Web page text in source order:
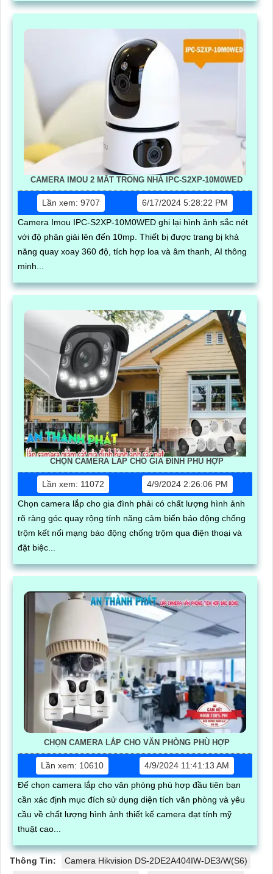
CAMERA IMOU 2 MẮT TRONG NHÀ IPC-S2XP-10M0WED
Lần xem: 9707
6/17/2024 5:28:22 PM
Camera Imou IPC-S2XP-10M0WED ghi lại hình ảnh sắc nét
với độ phân giải lên đến 10mp. Thiết bị được trang bị khả
năng quay xoay 360 độ, tích hợp loa và âm thanh, AI thông
minh...
CHỌN CAMERA LẮP CHO GIA ĐÌNH PHÙ HỢP
Lần xem: 11072
4/9/2024 2:26:06 PM
Chọn camera lắp cho gia đình phải có chất lượng hình ảnh
rõ ràng góc quay rộng tính năng cảm biến báo động chống
trộm kết nối mạng báo động chống trộm qua điện thoại và
đặt biệc...
CHỌN CAMERA LẮP CHO VĂN PHÒNG PHÙ HỢP
Lần xem: 10610
4/9/2024 11:41:13 AM
Để chọn camera lắp cho văn phòng phù hợp đầu tiên bạn
cần xác định mục đích sử dụng diện tích văn phòng và yêu
cầu về chất lượng hình ảnh thiết kế camera đạt tính mỹ
thuật cao...
Thông Tin:
Camera Hikvision DS-2DE2A404IW-DE3/W(S6)